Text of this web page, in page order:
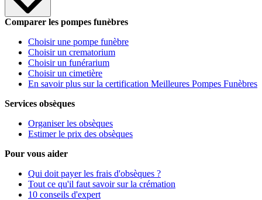
Comparer les pompes funèbres
Choisir une pompe funèbre
Choisir un crematorium
Choisir un funérarium
Choisir un cimetière
En savoir plus sur la certification Meilleures Pompes Funèbres
Services obsèques
Organiser les obsèques
Estimer le prix des obsèques
Pour vous aider
Qui doit payer les frais d'obsèques ?
Tout ce qu'il faut savoir sur la crémation
10 conseils d'expert